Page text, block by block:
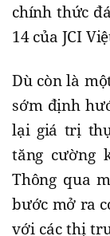
chính thức
14 của JCI
Dù còn là
sớm định
lại giá trị
tăng cường
Thông qua
bước mở ra
với các thị